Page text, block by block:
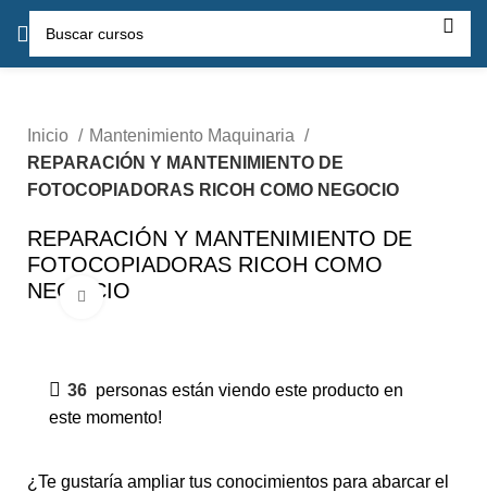
Inicio
Mantenimiento Maquinaria
REPARACIÓN Y MANTENIMIENTO DE
FOTOCOPIADORAS RICOH COMO NEGOCIO
REPARACIÓN Y MANTENIMIENTO DE
FOTOCOPIADORAS RICOH COMO
NEGOCIOClick para agrandar
36 personas están viendo este producto en
este momento!
¿Te gustaría ampliar tus conocimientos para abarcar el